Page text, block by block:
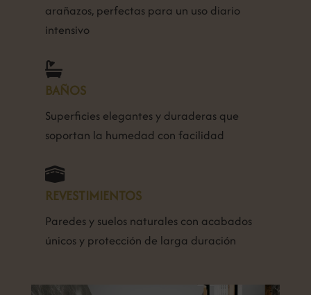
arañazos, perfectas para un uso diario
intensivo

BAÑOS
Superficies elegantes y duraderas que
soportan la humedad con facilidad

REVESTIMIENTOS
Paredes y suelos naturales con acabados
únicos y protección de larga duración